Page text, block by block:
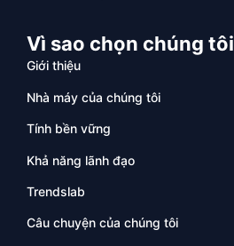
Vì sao chọn chúng tôi
Giới thiệu
Nhà máy của chúng tôi
Tính bền vững
Khả năng lãnh đạo
Trendslab
Câu chuyện của chúng tôi